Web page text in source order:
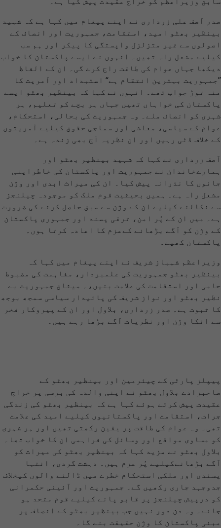
صدر آصف علی زرداری نے اپنے پیغام میں کہا ہے کہ شہید
بینظیر بھٹو امید، استقامت، جمہوریت اور انصاف کے
اصولوں سے غیر متزلزل واپستگی کا پیکر اور ہم سب
کیلیے مشعل راہ تھیں۔ انہوں نے ایسے پاکستان کا خواب
دیکھا جہاں عوام کی طاقت راج کرے گی۔ ان کے الفاظ
’’جمہوریت بہترین انتقام ہے‘‘ استبداد اور آمریت کا
منہ توڑ جواب تھے۔ انہوں نے کہا کہ بینظیر بھٹو ایسے
پاکستان کی خواہاں تھیں جہاں ہر بچے کو تعلیم، ہر
شہری کو انصاف ملے۔ وہ جمہوریت کی بحالی، استحکام،
عوام کے سیاسی، معاشی اور سماجی حقوق کیلیے آمریتوں
کے خلاف ڈٹی رہیں اور ان نظریہ آج بھی زندہ ہے۔
آصف زرداری نے کہا کہ شہید بینظیر بھٹو اور
ہمارےخاندان نے جمہوریت اور پاکستان کی خاطراپنی
جانوں کا نذرانہ پیش کیا۔ ان کی میراث ابدی اور وژن
مشعل راہ ہے۔ ہمیں بحیثیت قوم ملک کو موجودہ چیلنجز
سے نکالنے کیلیے ان کے وژن سے سبق حاصل کرنے کی ضرورت
ہے۔ میں ان کے پُر امن، ترقی پسند اور جمہوری پاکستان
کے وژن کو آگے بڑھانے کےعزم کا اعادہ کرتا ہوں۔
پاکستان کھپے۔
وزیراعظم شہباز شریف نے اپنے پیغام میں کہا کہ
بینظیر بھٹو جمہوریت کی علمبردار، مفاہمت کی مضبوط
حامی اور استقامت کی علامت بنیں،۔ میثاق جمہوریت بے
نظیر بھٹو اور نواز شریف کی پائیدار سیاسی سمجھ بوجھ
کا ثبوت ہے۔ صدر زرداری، بلاول اور ان کے پیروکار فخر
سے انکا وژن اور نظریات آگے بڑھا رہے ہیں۔
پیپلز پارٹی کے چیئرمین اور بینظیر بھٹو کے
صاحبزادے بلاول بھٹو نے اپنی والدہ کی برسی پر خراج
عقیدت پیش کرتے ہوئے کہا ہے کہ بینظیر بھٹو کی زندگی
جرات، استقامت اور پاکستانیوں کیلیے امید کی علامت
تھی۔ وہ عوام کی طاقت پر یقین رکھتی تھیں اور ہر شہری
کو مساوی مواقع اور وسائل کی فراہمی ان کا خواب تھا۔
بلاول بھٹو نے مزید کہا کہ بینظیر بھٹو کی میراث کو
آگے بڑھانےکیلیے پُر عزم ہیں۔ دہشت گردی، انتہا
پسندی اور ملکی استحکام خطرے میں ڈالنے والوں کیخلاف
جدوجہد جاری رکھیں گے۔ جمہوریت اور آئینی حکمرانی
کو درپیش چیلنجز پر قابو پانے کیلیے قوم متحد ہو
جائے۔ وہ دن دور نہیں جب بینظیر بھٹو کے انصاف پر
مبنی پاکستان کا وژن حقیقت بنے گا۔